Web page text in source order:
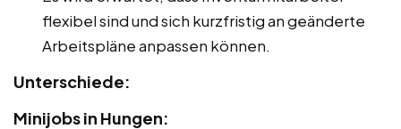
flexibel sind und sich kurzfristig an geänderte
Arbeitspläne anpassen können.
Unterschiede:
Minijobs in Hungen: